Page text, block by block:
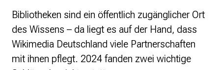
Bibliotheken sind ein öffentlich zugänglicher Ort
des Wissens – da liegt es auf der Hand, dass
Wikimedia Deutschland viele Partnerschaften
mit ihnen pflegt. 2024 fanden zwei wichtige